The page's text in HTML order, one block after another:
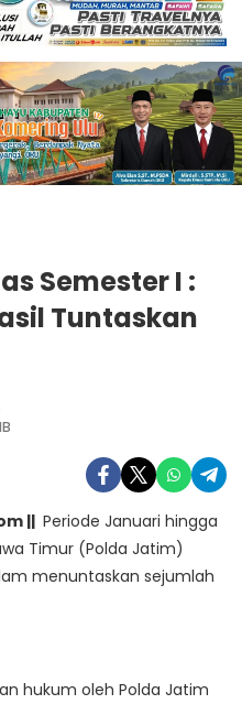
Semester I :
Tuntaskan
|| Periode Januari hingga
Timur (Polda Jatim)
menuntaskan sejumlah
hukum oleh Polda Jatim